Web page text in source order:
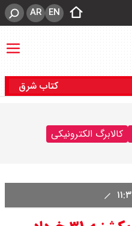
EN
AR
کتاب شرق
کالابرگ الکترونیکی